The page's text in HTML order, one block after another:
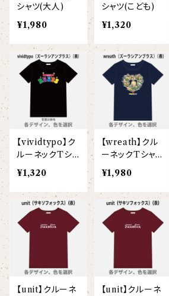
シャツ(大人)
¥1,980
シャツ(こども)
¥1,320
【vividtypo】ク
ルーネックTシャ
ツ（半袖）（こど
も）
¥1,320
【wreath】クル
ーネックTシャツ
（半袖）（大人）
¥1,980
【unit】クルーネ
【unit】クルーネ